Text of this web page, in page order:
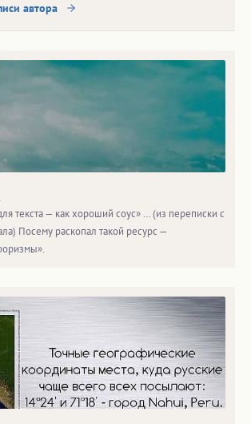
автора
текста — как хороший соус» … (из переписки с
Посему раскопал такой ресурс —